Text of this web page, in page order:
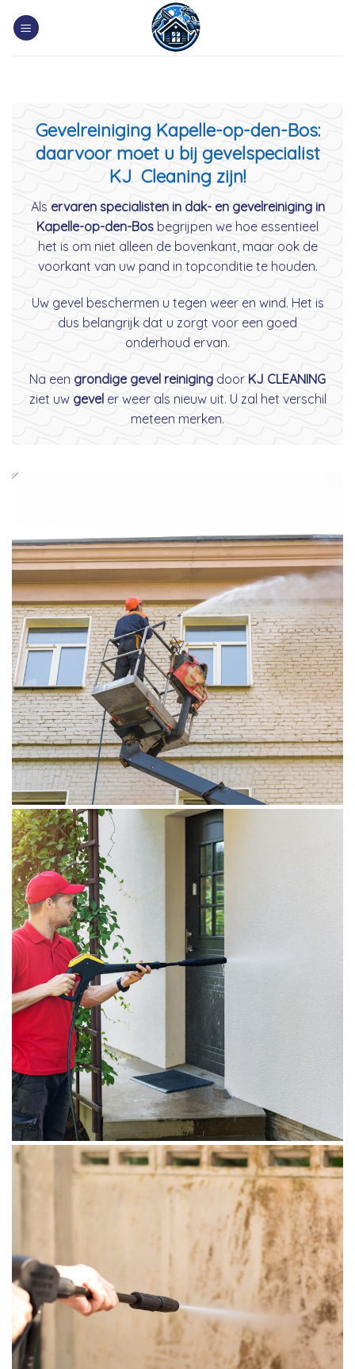
Gevelreiniging Kapelle-op-den-Bos:
daarvoor moet u bij gevelspecialist
KJ Cleaning zijn!
Als ervaren specialisten in dak- en gevelreiniging in
Kapelle-op-den-Bos begrijpen we hoe essentieel
het is om niet alleen de bovenkant, maar ook de
voorkant van uw pand in topconditie te houden.
Uw gevel beschermen u tegen weer en wind. Het is
dus belangrijk dat u zorgt voor een goed
onderhoud ervan.
Na een grondige gevel reiniging door KJ CLEANING
ziet uw geveler weer als nieuw uit. U zal het verschil
meteen merken.